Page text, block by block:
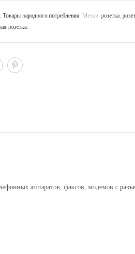
,Товары народного потребления. Метки:розетка,
розетка.
аппаратов, факсов, модемов с